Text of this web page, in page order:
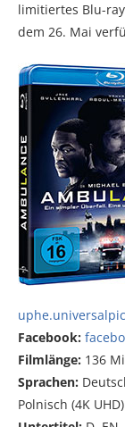
limitiertes Blu-
dem 26. Mai
Facebook:
Filmlänge: 136
Sprachen:
Polnisch (4K UHD)